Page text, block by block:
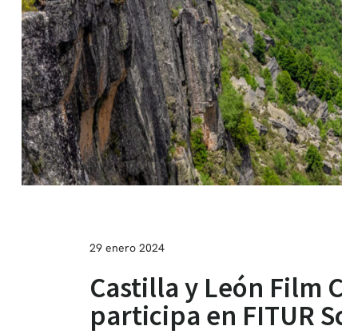
29 enero 2024
Castilla y León Film
participa en FITUR